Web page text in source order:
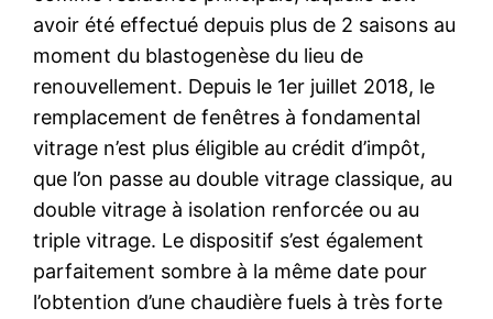
avoir été effectué depuis plus de 2 saisons au
moment du blastogenèse du lieu de
renouvellement. Depuis le 1er juillet 2018, le
remplacement de fenêtres à fondamental
vitrage n’est plus éligible au crédit d’impôt,
que l’on passe au double vitrage classique, au
double vitrage à isolation renforcée ou au
triple vitrage. Le dispositif s’est également
parfaitement sombre à la même date pour
l’obtention d’une chaudière fuels à très forte